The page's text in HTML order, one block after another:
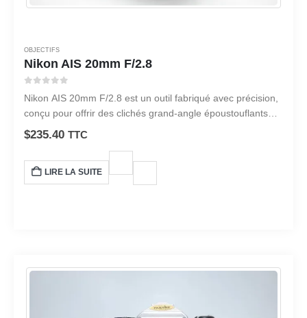
OBJECTIFS
Nikon AIS 20mm F/2.8
Nikon AIS 20mm F/2.8 est un outil fabriqué avec précision,
conçu pour offrir des clichés grand-angle époustouflants
avec une netteté parfaite.
$235.40 TTC
LIRE LA SUITE